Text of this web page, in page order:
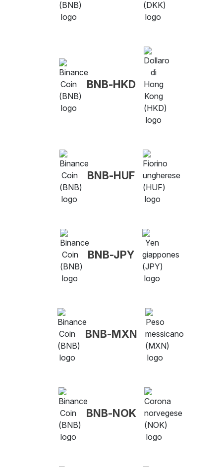
BNB-HKD
BNB-HUF
BNB-JPY
BNB-MXN
BNB-NOK